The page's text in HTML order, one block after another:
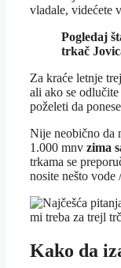
vladale, videćete
Pogledaj
trkač
Za kraće letnje
ali ako se
poželeti da
Nije neobično da
1.000 mnv zima
trkama se
nosite nešto vode
Kako da